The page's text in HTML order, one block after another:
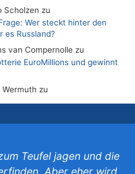
Scholzen zu
Wer steckt hinter den
es Russland?
van Compernolle zu
EuroMillions und gewinnt
zu
Wer steckt hinter den
Russland?
von Vias
Bernhard von Sinnen zu
Teufel jagen und die
Aber eher wird